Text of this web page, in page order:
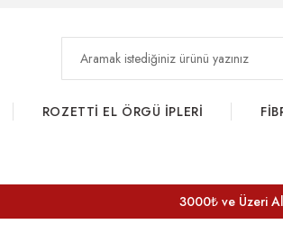
ROZETTİ EL ÖRGÜ İPLERİ
3000₺ ve Üzeri